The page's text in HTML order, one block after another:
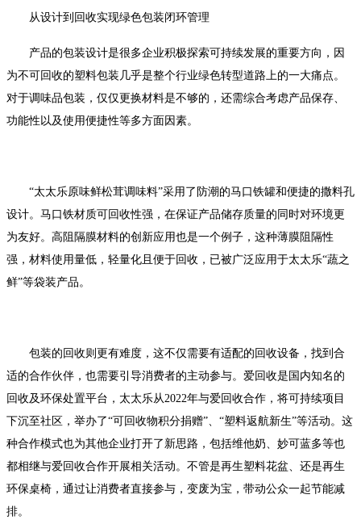
从设计到回收实现绿色包装闭环管理
产品的包装设计是很多企业积极探索可持续发展的重要方向，因
为不可回收的塑料包装几乎是整个行业绿色转型道路上的一大痛点。
对于调味品包装，仅仅更换材料是不够的，还需综合考虑产品保存、
功能性以及使用便捷性等多方面因素。
“太太乐原味鲜松茸调味料”采用了防潮的马口铁罐和便捷的撒料孔
设计。马口铁材质可回收性强，在保证产品储存质量的同时对环境更
为友好。高阻隔膜材料的创新应用也是一个例子，这种薄膜阻隔性
强，材料使用量低，轻量化且便于回收，已被广泛应用于太太乐“蔬之
鲜”等袋装产品。
包装的回收则更有难度，这不仅需要有适配的回收设备，找到合
适的合作伙伴，也需要引导消费者的主动参与。爱回收是国内知名的
回收及环保处置平台，太太乐从2022年与爱回收合作，将可持续项目
下沉至社区，举办了“可回收物积分捐赠”、“塑料返航新生”等活动。这
种合作模式也为其他企业打开了新思路，包括维他奶、妙可蓝多等也
都相继与爱回收合作开展相关活动。不管是再生塑料花盆、还是再生
环保桌椅，通过让消费者直接参与，变废为宝，带动公众一起节能减
排。